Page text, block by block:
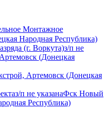
Монтажное
Народная Республика)
(г. Воркута)з/п не
(Донецкая
Артемовск (Донецкая
з/п не указанаФск Новый
Республика)